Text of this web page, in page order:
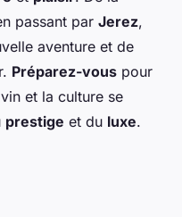
passant par Jerez,
aventure et de
Préparez-vous pour
et la culture se
prestige et du luxe.